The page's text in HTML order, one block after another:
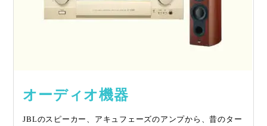
オーディオ機器
JBLのスピーカー、アキュフェーズのアンプから、昔のター